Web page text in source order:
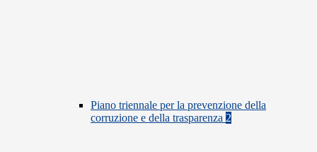
Piano triennale per la prevenzione della
corruzione e della trasparenza 2